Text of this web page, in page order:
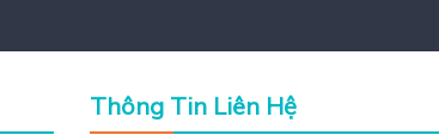
Thông Tin Liên Hệ